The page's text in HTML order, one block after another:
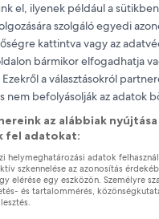
jutalmakat
után
a tagoknak
árakat ezekre a
hétvégén
16.
Két
el, ilyenek például a
szolgáló egyedi
kattintva vagy az
bármikor elfogadhatja
Ezekről a választásokról
nem befolyásolják az adatok
az alábbiak
fel adatokat:
helymeghatározási adatok
szkennelése az azonosítás
elérése egy eszközön. Személyre
és tartalommérés,